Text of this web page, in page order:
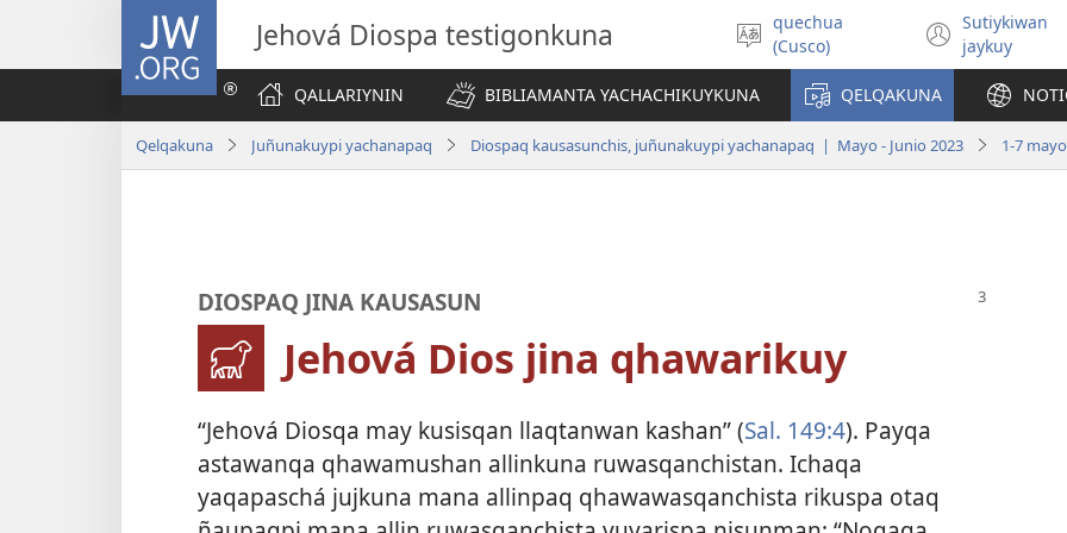
JW.ORG
Jehová Diospa testigonkuna
Simita
akllay
quechua
(Cusco)
Sutiykiwan
jaykuy(abre
una
nueva
QALLARIYNIN BIBLIAMANTA YACHACHIKUYKUNA QELQAKUNA
Qelqakuna Juñunakuypi yachanapaq Diospaq kausasunchis, juñunakuypi yachanapaq | Mayo - Junio 2023 1-7 mayo
DIOSPAQ JINA KAUSASUN
Jehová Dios jina qhawarikuy
“Jehová Diosqa may kusisqan llaqtanwan kashan” (Sal. 149:4). Payqa
astawanqa qhawamushan allinkuna ruwasqanchistan. Ichaqa
yaqapaschá jujkuna mana allinpaq qhawawasqanchista rikuspa otaq